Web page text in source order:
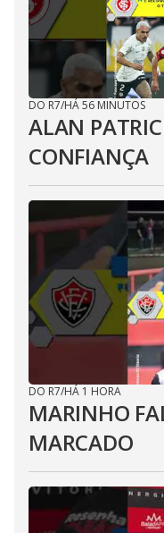
DO R7/HÁ 56 MINUTOS
ALAN
CONFIANÇA
DO R7/HÁ 1 HORA
MARINHO
MARCADO